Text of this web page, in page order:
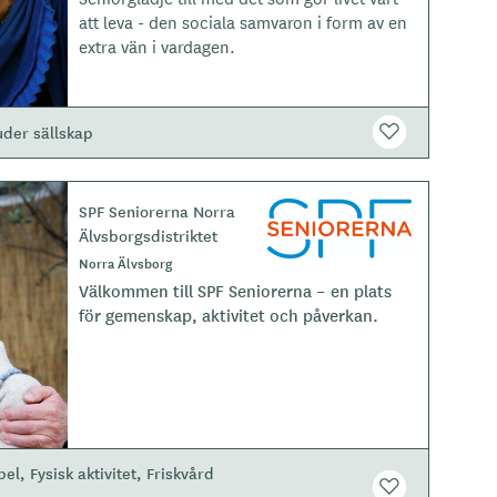
p
att leva - den sociala samvaron i form av en
extra vän i vardagen.
sällskap
L
o
g
o
t
SPF Seniorerna Norra
Älvsborgsdistriktet
Norra Älvsborg
Välkommen till SPF Seniorerna – en plats
för gemenskap, aktivitet och påverkan.
Fysisk aktivitet Friskvård